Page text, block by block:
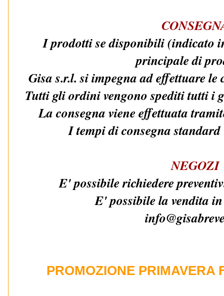
I prodotti se disponibili (indicato
principale di
Gisa s.r.l. si impegna ad effettuare le
Tutti gli ordini vengono spediti tutti i
La consegna viene effettuata
I tempi di consegna
NEGOZI
E' possibile richiedere
E' possibile la vendita
PROMOZIONE PRIMAVERA